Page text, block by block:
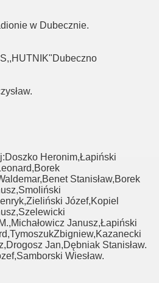
w Dubecznie.
Heronim,Łapiński
Stanisław,Borek
Józef,Kopiel
Janusz,Łapiński
Jan,Dębniak Stanisław.
Wiesław.